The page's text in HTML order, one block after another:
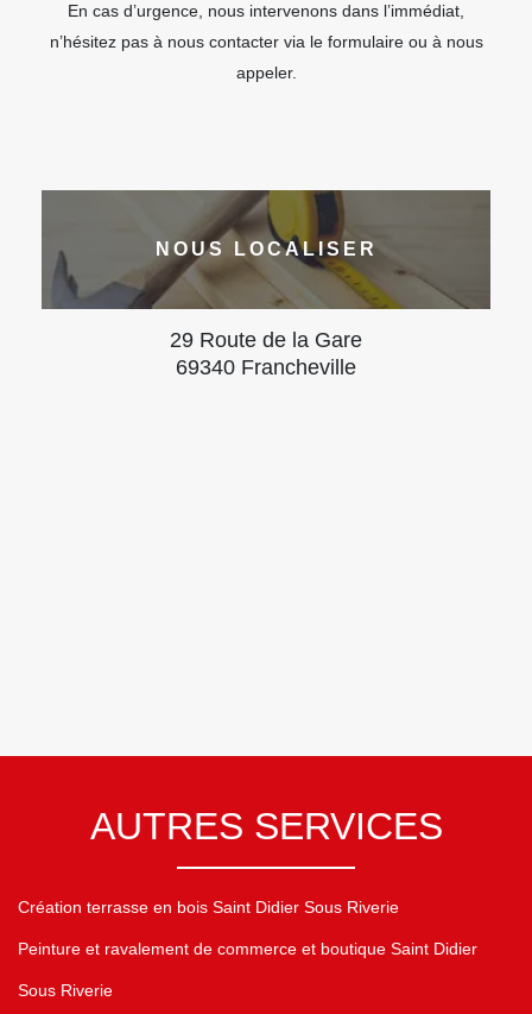
En cas d’urgence, nous intervenons dans l’immédiat,
n’hésitez pas à nous contacter via le formulaire ou à nous
appeler.
NOUS LOCALISER
29 Route de la Gare
69340 Francheville
AUTRES SERVICES
Création terrasse en bois Saint Didier Sous Riverie
Peinture et ravalement de commerce et boutique Saint Didier
Sous Riverie